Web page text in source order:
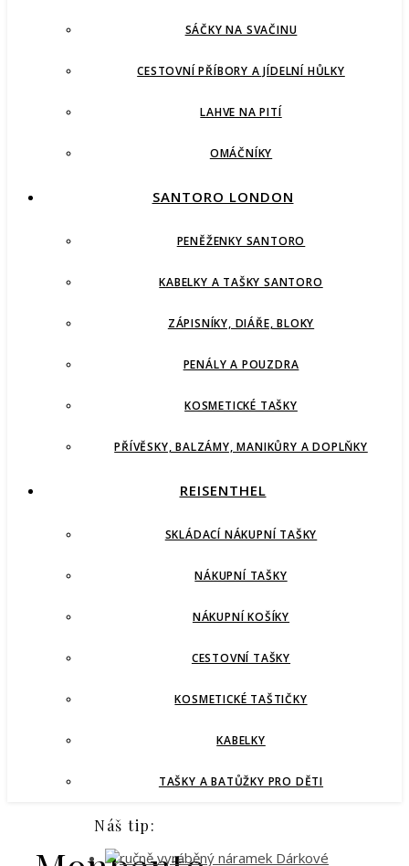
SÁČKY NA SVAČINU
CESTOVNÍ PŘÍBORY A JÍDELNÍ HŮLKY
LAHVE NA PITÍ
OMÁČNÍKY
SANTORO LONDON
PENĚŽENKY SANTORO
KABELKY A TAŠKY SANTORO
ZÁPISNÍKY, DIÁŘE, BLOKY
PENÁLY A POUZDRA
KOSMETICKÉ TAŠKY
PŘÍVĚSKY, BALZÁMY, MANIKŮRY A DOPLŇKY
REISENTHEL
SKLÁDACÍ NÁKUPNÍ TAŠKY
NÁKUPNÍ TAŠKY
NÁKUPNÍ KOŠÍKY
CESTOVNÍ TAŠKY
KOSMETICKÉ TAŠTIČKY
KABELKY
TAŠKY A BATŮŽKY PRO DĚTI
Náš tip:
Dárkové